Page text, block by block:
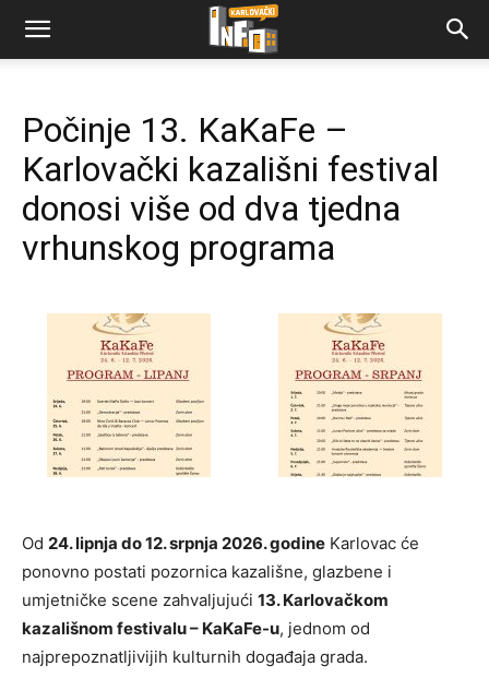
Počinje 13. KaKaFe –
Karlovački kazališni festival
donosi više od dva tjedna
vrhunskog programa
Od 24. lipnja do 12. srpnja 2026. godine Karlovac će
ponovno postati pozornica kazališne, glazbene i
umjetničke scene zahvaljujući 13. Karlovačkom
kazališnom festivalu – KaKaFe-u, jednom od
najprepoznatljivijih kulturnih događaja grada.